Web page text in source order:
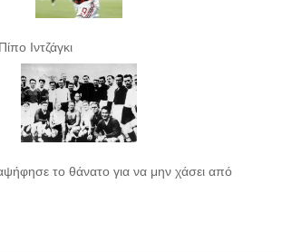
Ιντζάγκι
το θάνατο για να μην χάσει από